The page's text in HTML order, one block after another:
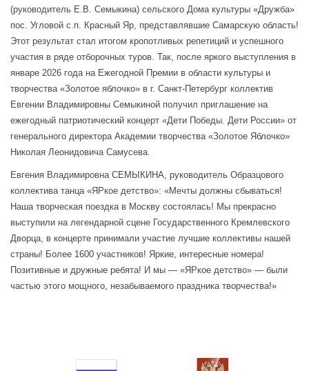
(руководитель Е.В. Семыкина) сельского Дома культуры «Дружба»
пос. Угловой с.п. Красный Яр, представлявшие Самарскую область!
Этот результат стал итогом кропотливых репетиций и успешного
участия в ряде отборочных туров. Так, после яркого выступления в
январе 2026 года на Ежегодной Премии в области культуры и
творчества «Золотое яблочко» в г. Санкт-Петербург коллектив
Евгении Владимировны Семыкиной получил приглашение на
ежегодный патриотический концерт «Дети Победы. Дети России» от
генерального директора Академии творчества «Золотое Яблочко»
Николая Леонидовича Самусева.
Евгения Владимировна СЕМЫКИНА, руководитель Образцового
коллектива танца «ЯРкое детство»: «Мечты должны сбываться!
Наша творческая поездка в Москву состоялась! Мы прекрасно
выступили на легендарной сцене Государственного Кремлевского
Дворца, в концерте принимали участие лучшие коллективы нашей
страны! Более 1600 участников! Яркие, интересные номера!
Позитивные и дружные ребята! И мы — «ЯРкое детство» — были
частью этого мощного, незабываемого праздника творчества!»